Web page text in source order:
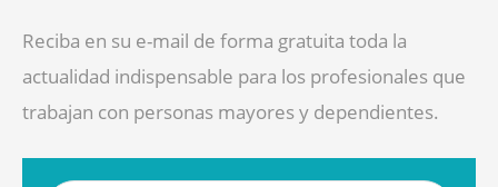
Reciba en su e-mail de forma gratuita toda la
actualidad indispensable para los profesionales que
trabajan con personas mayores y dependientes.